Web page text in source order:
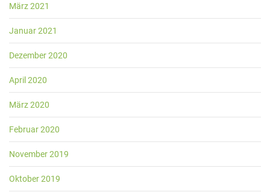
März 2021
Januar 2021
Dezember 2020
April 2020
März 2020
Februar 2020
November 2019
Oktober 2019